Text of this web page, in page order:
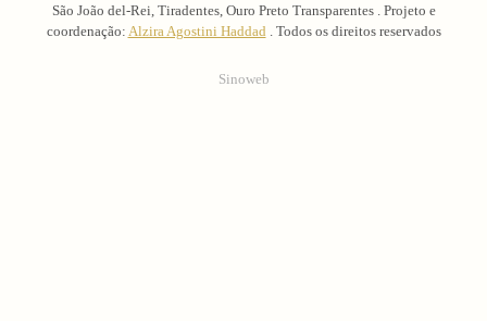
São João del-Rei, Tiradentes, Ouro Preto Transparentes . Projeto e
coordenação: Alzira Agostini Haddad . Todos os direitos reservados
Sinoweb